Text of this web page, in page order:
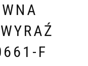
F